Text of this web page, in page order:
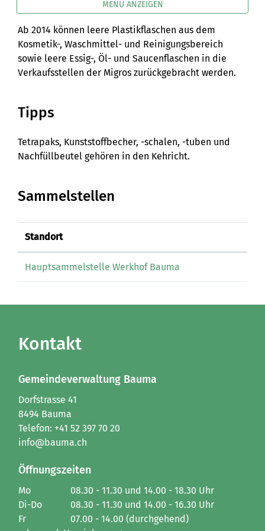
MENÜ ANZEIGEN
Ab 2014 können leere Plastikflaschen aus dem
Kosmetik-, Waschmittel- und Reinigungsbereich
sowie leere Essig-, Öl- und Saucenflaschen in die
Verkaufsstellen der Migros zurückgebracht werden.
Tipps
Tetrapaks, Kunststoffbecher, -schalen, -tuben und
Nachfüllbeutel gehören in den Kehricht.
Sammelstellen
Standort
Hauptsammelstelle Werkhof Bauma
Kontakt
Gemeindeverwaltung Bauma
Dorfstrasse 41
8494 Bauma
Telefon: +41 52 397 70 20
info@bauma.ch
Öffnungszeiten
Mo
08.30 - 11.30 und 14.00 - 18.30 Uhr
Di-Do
08.30 - 11.30 und 14.00 - 16.30 Uhr
Fr
07.00 - 14.00 (durchgehend)